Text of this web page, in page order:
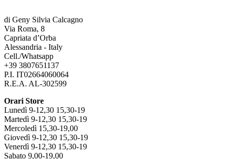
prodotto
di Geny Silvia Calcagno
Via Roma, 8
Capriata d’Orba
Alessandria - Italy
Cell./Whatsapp
+39 3807651137
P.I. IT02664060064
R.E.A. AL-302599
Orari Store
Lunedì 9-12,30 15,30-19
Martedì 9-12,30 15,30-19
Mercoledì 15,30-19,00
Giovedì 9-12,30 15,30-19
Venerdì 9-12,30 15,30-19
Sabato 9,00-19,00